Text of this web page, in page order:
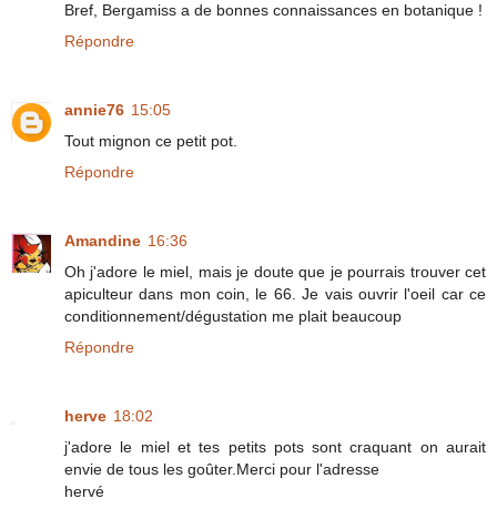
Bref, Bergamiss a de bonnes connaissances en botanique !
Répondre
annie76 15:05
Tout mignon ce petit pot.
Répondre
Amandine 16:36
Oh j'adore le miel, mais je doute que je pourrais trouver cet
apiculteur dans mon coin, le 66. Je vais ouvrir l'oeil car ce
conditionnement/dégustation me plait beaucoup
Répondre
herve 18:02
j'adore le miel et tes petits pots sont craquant on aurait
envie de tous les goûter.Merci pour l'adresse
hervé